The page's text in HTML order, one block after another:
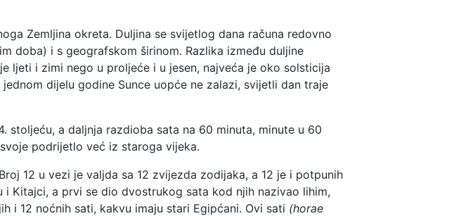
Zemljina okreta. Duljina se svijetlog dana računa redovno
doba) i s geografskom širinom. Razlika između duljine
ljeti i zimi nego u proljeće i u jesen, najveća je oko solsticija
dijelu godine Sunce uopće ne zalazi, svijetli dan traje
stoljeću, a daljnja razdioba sata na 60 minuta, minute u 60
podrijetlo već iz staroga vijeka.
12 u vezi je valjda sa 12 zvijezda zodijaka, a 12 je i potpunih
i Kitajci, a prvi se dio dvostrukog sata kod njih nazivao lihim,
i 12 noćnih sati, kakvu imaju stari Egipćani. Ovi sati (horae